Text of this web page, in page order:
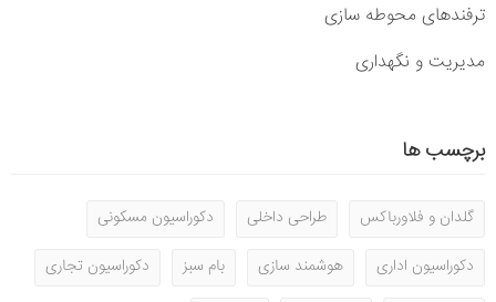
ترفندهای محوطه سازی
مدیریت و نگهداری
برچسب ها
گلدان و فلاورباکس طراحی داخلی
دکوراسیون مسکونی
دکوراسیون اداری
هوشمند سازی بام سبز
دکوراسیون تجاری